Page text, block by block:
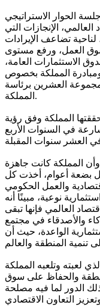
الحوار الاستراتيجي
الإنجازات التي
المملكة منذ الإعلان عن رؤية 2030، لناحية تضاعف الإيرادات
العمل، ورفع مستوى
الاستثمارات العامة،
ومبادرة المملكة بخصوص
مجموعة العشرين برئاسة
المملكة.
المملكة وفق رؤية
في السنوات الأربع
وأن المملكة كانت جاهزة
بضعة أعوام، أخذت كل
والعمل الحكومي
نوعية، مبينًا أنه
العالمي فإنها تبقى
والأصدقاء في مجتمع
الواعدة، حيث أن
لعبته وتلعبه المملكة
والحفاظ على سوق
الدور لما فيه مصلحة